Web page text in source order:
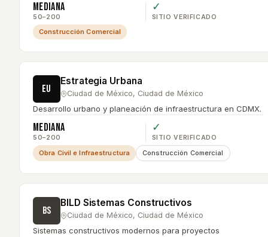
Mediana
50–200
✓
SITIO VERIFICADO
Construcción Comercial
EU
Estrategia Urbana
Ciudad de México, Ciudad de México
Desarrollo urbano y planeación de infraestructura en CDMX.
Mediana
50–200
✓
SITIO VERIFICADO
Obra Civil e Infraestructura Construcción Comercial
BS
BILD Sistemas Constructivos
Ciudad de México, Ciudad de México
Sistemas constructivos modernos para proyectos